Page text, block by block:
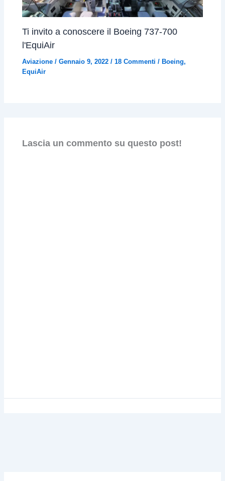
Ti invito a conoscere il Boeing 737-700
l'EquiAir
Aviazione /Gennaio 9, 2022/18 Commenti / Boeing,
EquiAir
Lascia un commento su questo post!